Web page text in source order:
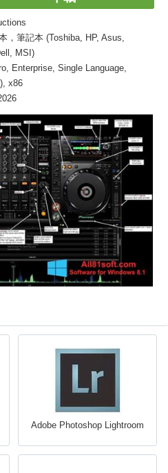
，筆記本 (Toshiba, HP, Asus,
MSI)
Enterprise, Single Language,
x86
Adobe Photoshop Lightroom